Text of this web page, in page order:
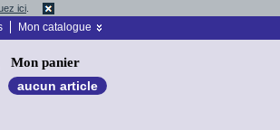
ici
Mon catalogue
Mon panier
aucun article